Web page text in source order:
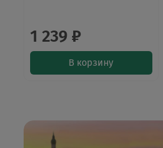
1 239 ₽
В корзину